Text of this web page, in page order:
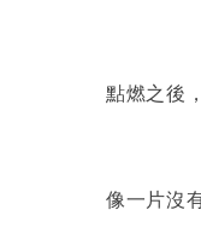
點燃之後
像一片沒